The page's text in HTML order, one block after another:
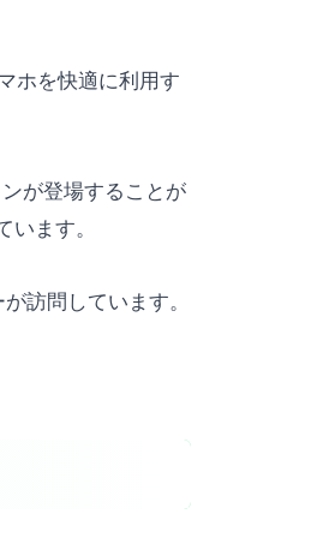
ホを快適に利用す
が登場することが
ます。
訪問しています。